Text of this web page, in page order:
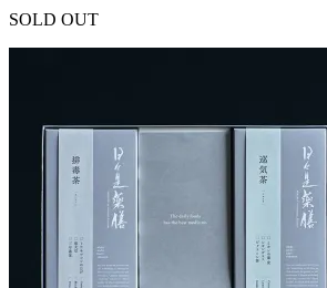
SOLD OUT